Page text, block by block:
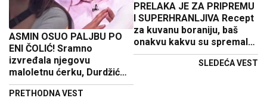
ASMIN OSUO PALJBU PO
ENI ČOLIĆ! Sramno
izvređala njegovu
maloletnu ćerku, Durdžić
pobesneo, nije štedeo reči!
PRETHODNA VEST
PRELAKA JE ZA PRIPREMU
I SUPERHRANLJIVA Recept
za kuvanu boraniju, baš
onakvu kakvu su spremale
naše bake
SLEDEĆA VEST